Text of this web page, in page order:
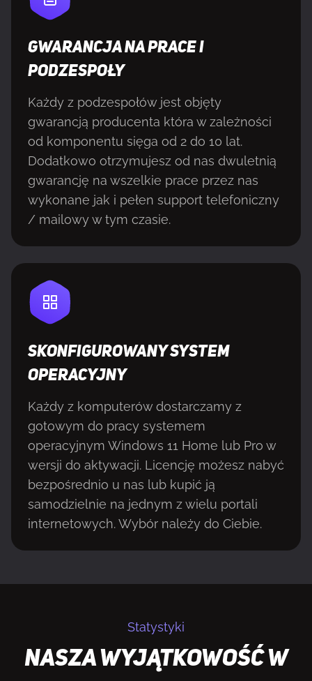
GWARANCJA NA PRACE I
PODZESPOŁY
Każdy z podzespołów jest objęty
gwarancją producenta która w zależności
od komponentu sięga od 2 do 10 lat.
Dodatkowo otrzymujesz od nas dwuletnią
gwarancję na wszelkie prace przez nas
wykonane jak i pełen support telefoniczny
/ mailowy w tym czasie.
SKONFIGUROWANY SYSTEM
OPERACYJNY
Każdy z komputerów dostarczamy z
gotowym do pracy systemem
operacyjnym Windows 11 Home lub Pro w
wersji do aktywacji. Licencję możesz nabyć
bezpośrednio u nas lub kupić ją
samodzielnie na jednym z wielu portali
internetowych. Wybór należy do Ciebie.
Statystyki
NASZA WYJĄTKOWOŚĆ W